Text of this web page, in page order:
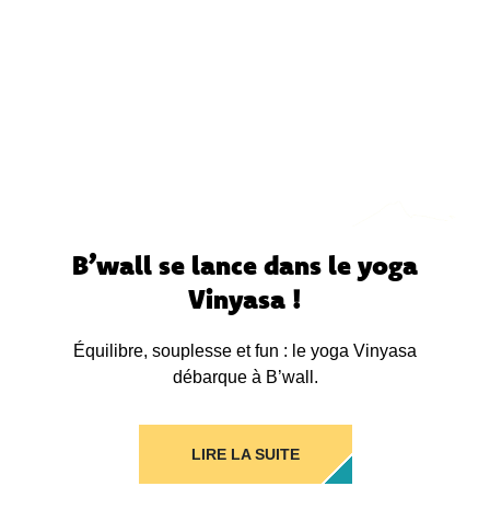
B’wall se lance dans le yoga
Vinyasa !
Équilibre, souplesse et fun : le yoga Vinyasa
débarque à B’wall.
LIRE LA SUITE